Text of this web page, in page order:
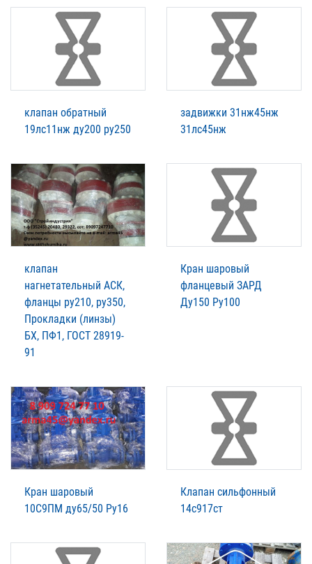
клапан обратный
19лс11нж ду200 ру250
задвижки 31нж45нж
31лс45нж
клапан
нагнетательный АСК,
фланцы ру210, ру350,
Прокладки (линзы)
БХ, ПФ1, ГОСТ 28919-
91
Кран шаровый
фланцевый ЗАРД
Ду150 Ру100
Кран шаровый
10С9ПМ ду65/50 Ру16
Клапан сильфонный
14с917ст